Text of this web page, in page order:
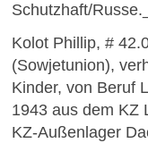
Schutzhaft/Russe.​_
Kolot Phillip, #
(Sowjetunion),
Kinder, von Beruf
1943 aus dem KZ
KZ-Außenlager